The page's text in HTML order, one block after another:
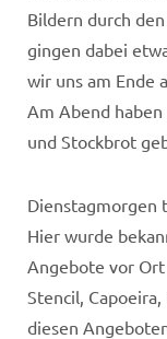
Bildern durch
gingen dabei
wir uns am Ende
Am Abend
und Stockbrot
Dienstagmorgen
Hier wurde
Angebote vor Ort
Stencil,
diesen